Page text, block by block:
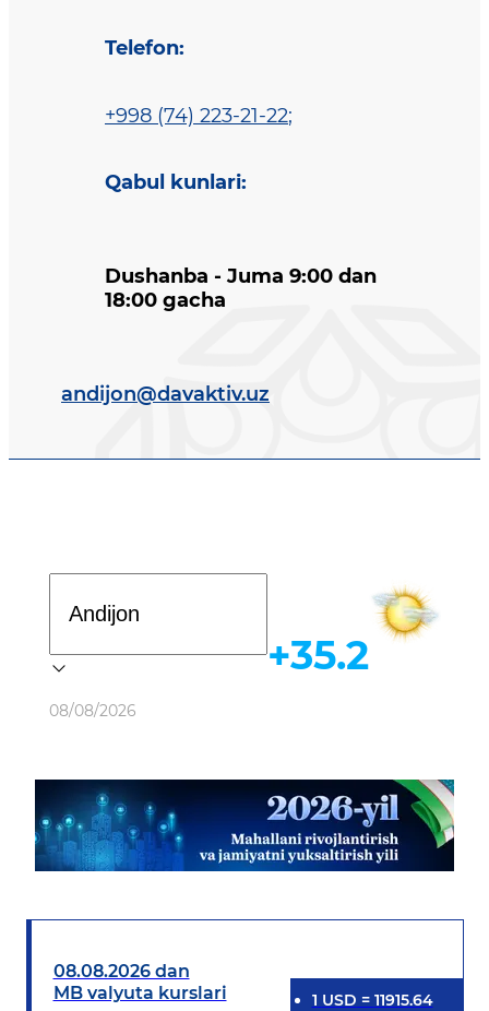
Telefon:
+998 (74) 223-21-22;
Qabul kunlari:
Dushanba - Juma 9:00 dan
18:00 gacha
andijon@davaktiv.uz
Ob-havo
08/08/2026
+35.2
08.08.2026 dan
MB valyuta kurslari
1 USD = 11915.64